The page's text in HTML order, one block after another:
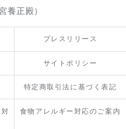
養正殿）
プレスリリース
サイトポリシー
特定商取引法に基づく表記
食物アレルギー対応のご案内